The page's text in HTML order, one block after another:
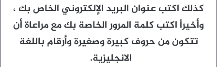
كذلك اكتب عنوان البريد الإلكتروني الخاص بك ،
وأخيراً اكتب كلمة المرور الخاصة بك مع مراعاة أن
تتكون من حروف كبيرة وصغيرة وأرقام باللغة
الانجليزية.